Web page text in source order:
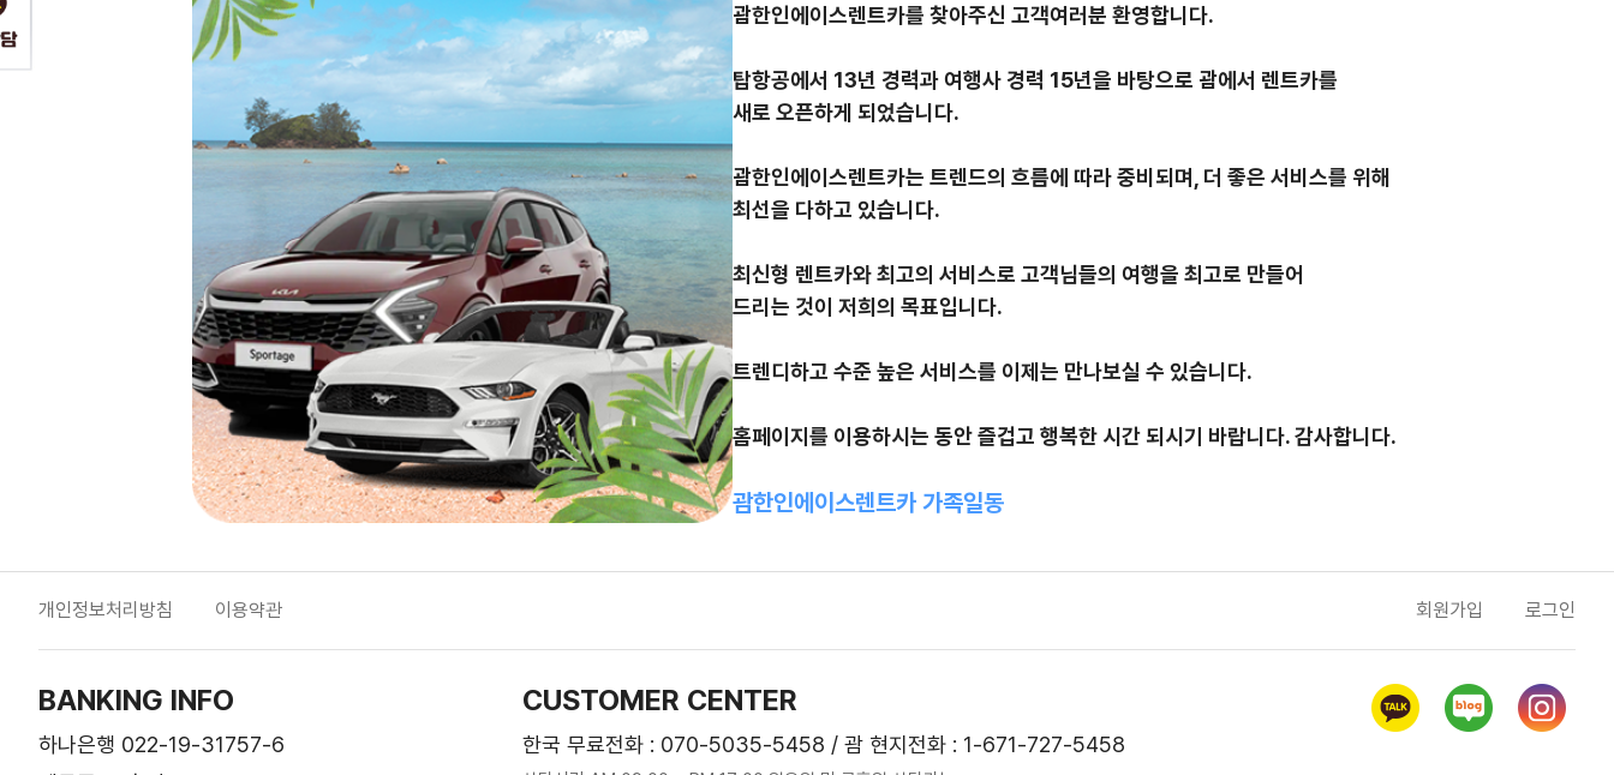
괌한인에이스렌트카를 찾아주신 고객여러분 환영합니다.
탑항공에서 13년 경력과 여행사 경력 15년을 바탕으로 괌에서 렌트카를
새로 오픈하게 되었습니다.
괌한인에이스렌트카는 트렌드의 흐름에 따라 중비되며, 더 좋은 서비스를 위해
최선을 다하고 있습니다.
최신형 렌트카와 최고의 서비스로 고객님들의 여행을 최고로 만들어
드리는 것이 저희의 목표입니다.
트렌디하고 수준 높은 서비스를 이제는 만나보실 수 있습니다.
홈페이지를 이용하시는 동안 즐겁고 행복한 시간 되시기 바랍니다. 감사합니다.
괌한인에이스렌트카 가족일동
개인정보처리방침 이용약관 회원가입 로그인
BANKING INFO
하나은행 022-19-31757-6
CUSTOMER CENTER
한국 무료전화 : 070-5035-5458 / 괌 현지전화 : 1-671-727-5458